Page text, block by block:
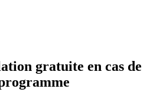
gratuite en cas de